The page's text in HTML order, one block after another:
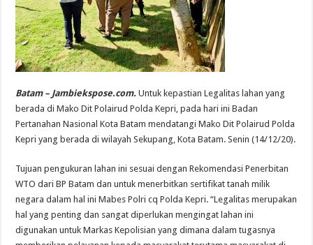
Batam – Jambiekspose.com. Untuk kepastian Legalitas lahan yang
berada di Mako Dit Polairud Polda Kepri, pada hari ini Badan
Pertanahan Nasional Kota Batam mendatangi Mako Dit Polairud Polda
Kepri yang berada di wilayah Sekupang, Kota Batam. Senin (14/12/20).
Tujuan pengukuran lahan ini sesuai dengan Rekomendasi Penerbitan
WTO dari BP Batam dan untuk menerbitkan sertifikat tanah milik
negara dalam hal ini Mabes Polri cq Polda Kepri. “Legalitas merupakan
hal yang penting dan sangat diperlukan mengingat lahan ini
digunakan untuk Markas Kepolisian yang dimana dalam tugasnya